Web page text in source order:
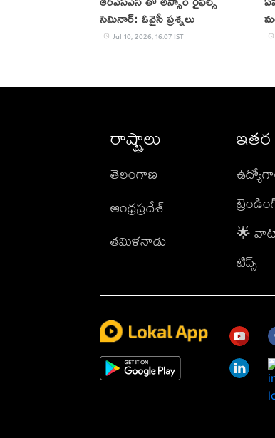
సెమినార్: ఓవైసీ ప్రశ్నలు
Jul 10, 2026, 16:07 IST
రాష్ట్రాలు
తెలంగాణ
ఆంధ్రప్రదేశ్
తమిళనాడు
ఇతర
🌟
టిప్స్